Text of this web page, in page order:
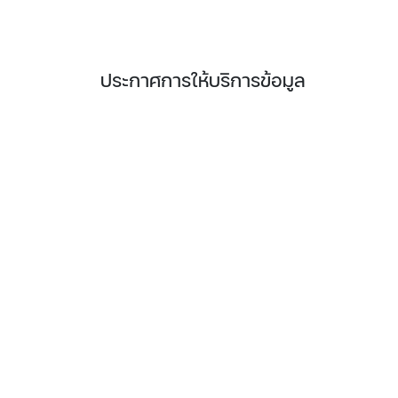
ประกาศการให้บริการข้อมูล